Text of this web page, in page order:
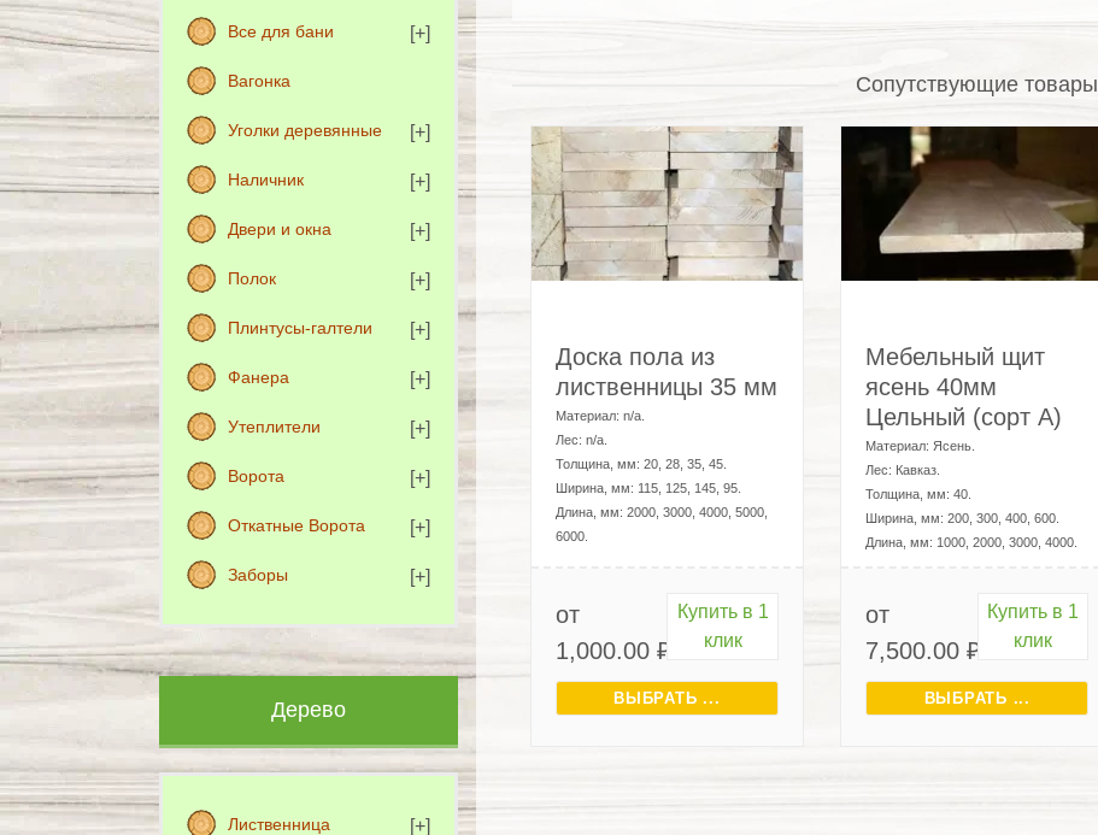
Все для бани
Вагонка
Уголки деревянные
Наличник
Двери и окна
Полок
Плинтусы-галтели
Фанера
Утеплители
Ворота
Откатные Ворота
Заборы
Дерево
Лиственница
Сопутствующие товары
Доска пола из
лиственницы 35 мм
Материал: n/a.
Лес: n/a.
Толщина, мм: 20, 28, 35, 45.
Ширина, мм: 115, 125, 145, 95.
Длина, мм: 2000, 3000, 4000, 5000,
6000.
от
1,000.00 ₽
Купить в 1
клик
ВЫБРАТЬ ...
Мебельный щит
ясень 40мм
Цельный (сорт А)
Материал: Ясень.
Лес: Кавказ.
Толщина, мм: 40.
Ширина, мм: 200, 300, 400, 600.
Длина, мм: 1000, 2000, 3000, 4000.
от
7,500.00 ₽
Купить в 1
клик
ВЫБРАТЬ ...